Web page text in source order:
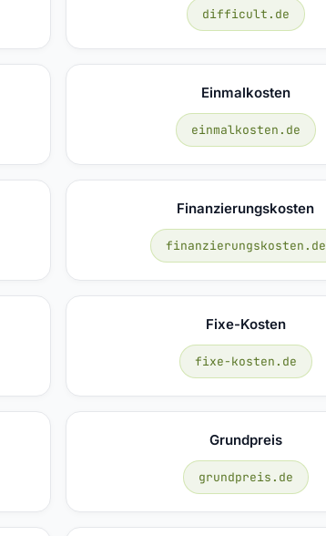
difficult.de
Einmalkosten
einmalkosten.de
Finanzierungskosten
finanzierungskosten.de
Fixe-Kosten
fixe-kosten.de
Grundpreis
grundpreis.de